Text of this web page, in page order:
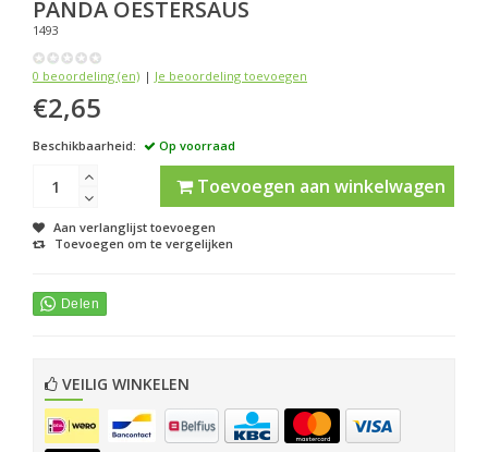
PANDA OESTERSAUS
1493
0 beoordeling (en) | Je beoordeling toevoegen
€2,65
Beschikbaarheid: Op voorraad
Toevoegen aan winkelwagen
Aan verlanglijst toevoegen
Toevoegen om te vergelijken
VEILIG WINKELEN